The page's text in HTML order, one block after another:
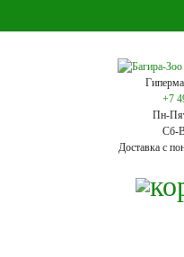
+7
Пн-
Сб-
Доставка с